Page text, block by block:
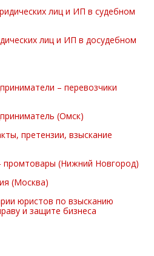
лиц и ИП в судебном
лиц и ИП в досудебном
– перевозчики
(Омск)
претензии, взыскание
(Нижний Новгород)
(Москва)
юристов по взысканию
и защите бизнеса